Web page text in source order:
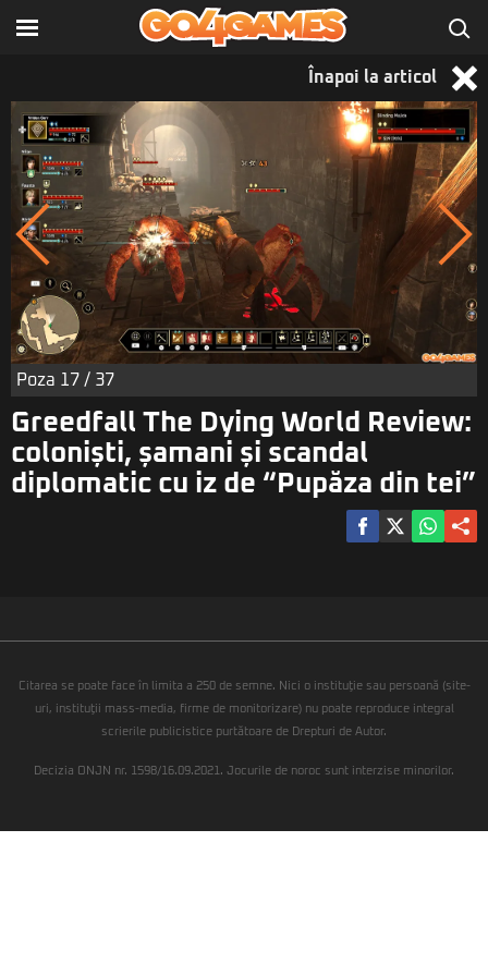
Înapoi la articol
Poza 17 / 37
Greedfall The Dying World Review:
coloniști, șamani și scandal
diplomatic cu iz de “Pupăza din tei”
Citarea se poate face în limita a 250 de semne. Nici o instituţie sau persoană (site-
uri, instituţii mass-media, firme de monitorizare) nu poate reproduce integral
scrierile publicistice purtătoare de Drepturi de Autor.
Decizia ONJN nr. 1598/16.09.2021. Jocurile de noroc sunt interzise minorilor.